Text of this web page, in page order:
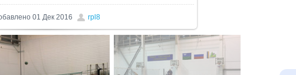
01 Дек 2016 rpl8